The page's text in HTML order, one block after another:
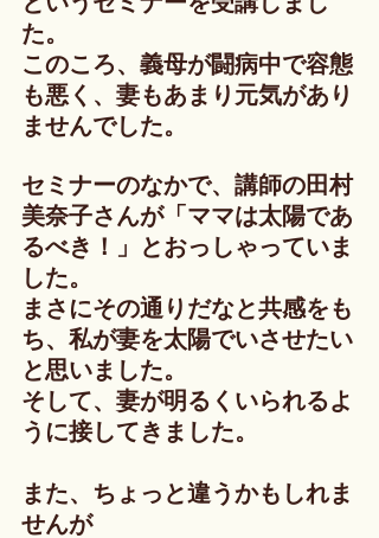
た。
このころ、義母が闘病中で容態
も悪く、妻もあまり元気があり
ませんでした。
セミナーのなかで、講師の田村
美奈子さんが「ママは太陽であ
るべき！」とおっしゃっていま
した。
まさにその通りだなと共感をも
ち、私が妻を太陽でいさせたい
と思いました。
そして、妻が明るくいられるよ
うに接してきました。
また、ちょっと違うかもしれま
せんが